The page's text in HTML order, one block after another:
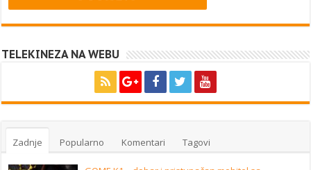
TELEKINEZA NA WEBU
Zadnje Popularno Komentari Tagovi